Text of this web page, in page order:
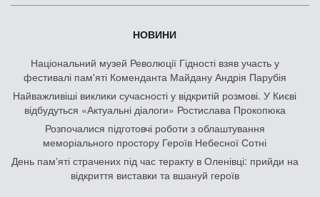
НОВИНИ
Національний музей Революції Гідності взяв участь у
фестивалі пам'яті Коменданта Майдану Андрія Парубія
Найважливіші виклики сучасності у відкритій розмові. У Києві
відбудуться «Актуальні діалоги» Ростислава Прокопюка
Розпочалися підготовчі роботи з облаштування
меморіального простору Героїв Небесної Сотні
День памʼяті страчених під час теракту в Оленівці: прийди на
відкриття виставки та вшануй героїв